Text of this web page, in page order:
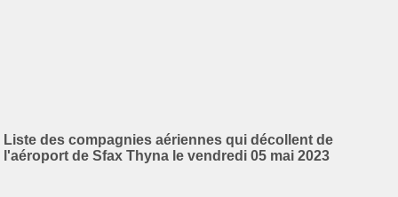
Liste des compagnies aériennes qui décollent de
l'aéroport de Sfax Thyna le vendredi 05 mai 2023